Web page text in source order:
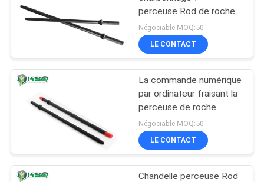
perceuse Rod de roche
de sortilège de roche de
159 millimètres
Négociable MOQ:50
LE CONTACT
La commande numérique
par ordinateur fraisant la
perceuse de roche
d'exploitation de 12
degrés usine la perceuse
Rod conique
Négociable MOQ:50
LE CONTACT
Chandelle perceuse Rod